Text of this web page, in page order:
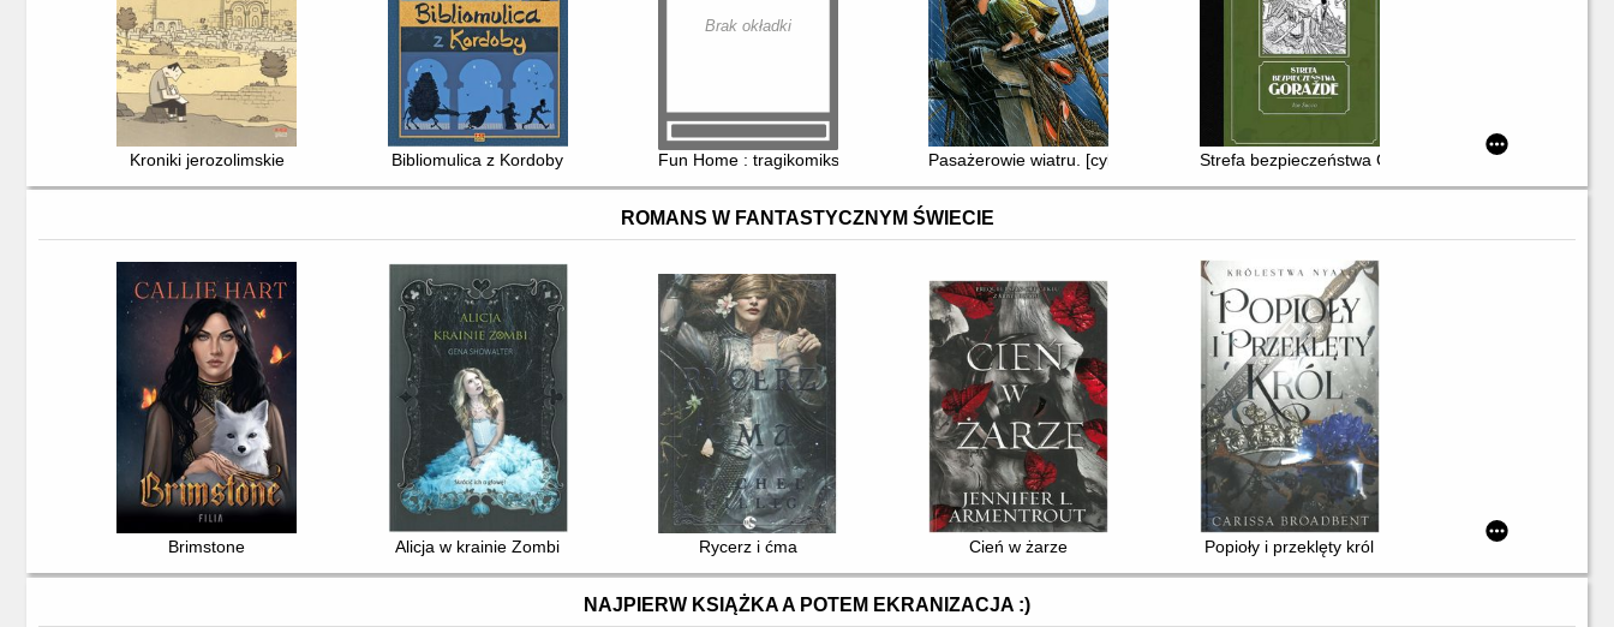
Kroniki jerozolimskie Bibliomulica z Kordoby
Brak okładki
Fun Home : tragikomiks rodzinny Pasażerowie wiatru. [cykl 1] Strefa bezpieczeństwa Goražde
ROMANS W FANTASTYCZNYM ŚWIECIE
Brimstone Alicja w krainie Zombi Rycerz i ćma Cień w żarze Popioły i przeklęty król
NAJPIERW KSIĄŻKA A POTEM EKRANIZACJA :)